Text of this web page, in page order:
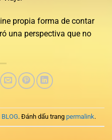
propia forma de contar
una perspectiva que no
BLOG. Đánh dấu trang permalink.